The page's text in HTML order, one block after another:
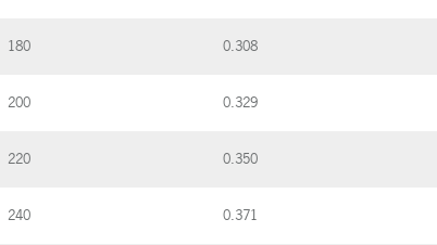
180 0.308
200 0.329
220 0.350
240 0.371